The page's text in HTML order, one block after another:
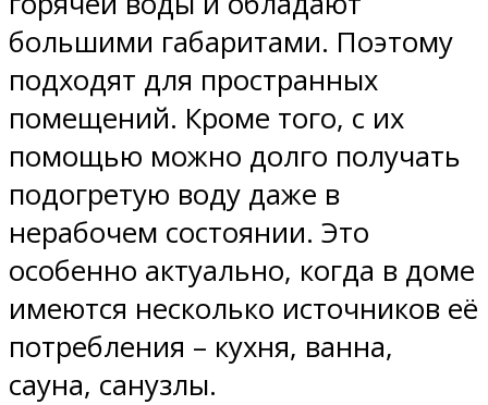
большими габаритами. Поэтому
подходят для пространных
помещений. Кроме того, с их
помощью можно долго получать
подогретую воду даже в
нерабочем состоянии. Это
особенно актуально, когда в доме
имеются несколько источников её
потребления – кухня, ванна,
сауна, санузлы.